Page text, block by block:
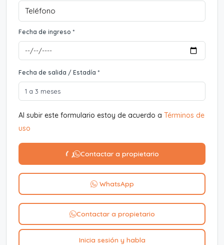
Fecha de ingreso *
Fecha de salida / Estadía *
Al subir este formulario estoy de acuerdo a Términos de
uso
Contactar a propietario
WhatsApp
Contactar a propietario
Inicia sesión y habla